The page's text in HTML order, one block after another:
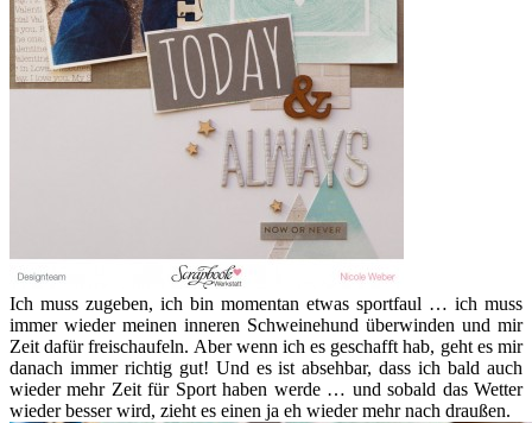
Ich muss zugeben, ich bin momentan etwas sportfaul … ich muss
immer wieder meinen inneren Schweinehund überwinden und mir
Zeit dafür freischaufeln. Aber wenn ich es geschafft hab, geht es mir
danach immer richtig gut! Und es ist absehbar, dass ich bald auch
wieder mehr Zeit für Sport haben werde … und sobald das Wetter
wieder besser wird, zieht es einen ja eh wieder mehr nach draußen.